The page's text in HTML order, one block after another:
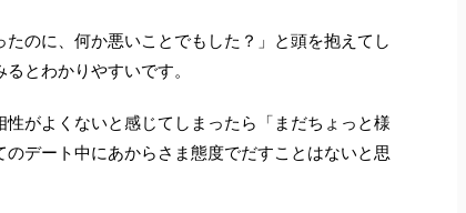
たのに、何か悪いことでもした？」と頭を抱えてし
とわかりやすいです。
がよくないと感じてしまったら「まだちょっと様
デート中にあからさま態度でだすことはないと思